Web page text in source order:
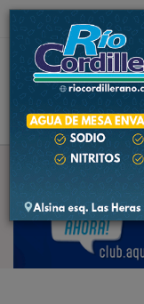
2.1 ºC 9 de